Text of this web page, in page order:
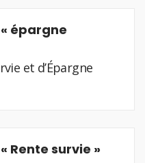
épargne
et d’Épargne
Rente survie »